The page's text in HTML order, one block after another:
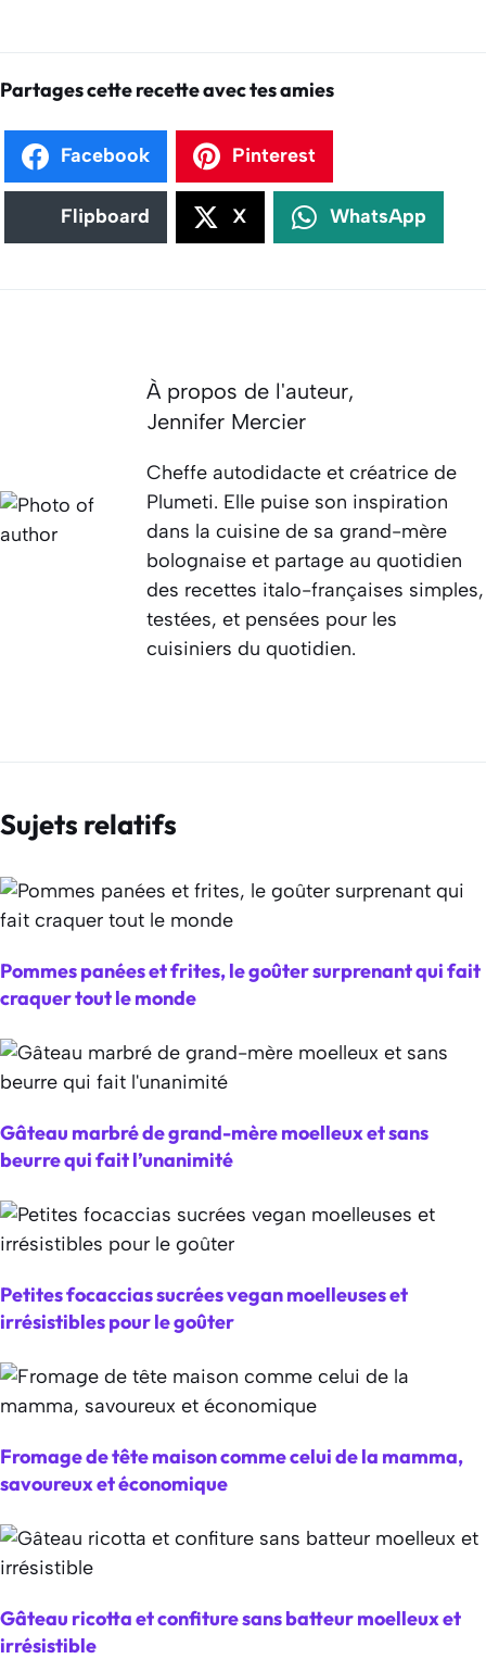
Partages cette recette avec tes amies
Facebook Pinterest
Flipboard X WhatsApp
À propos de l'auteur,
Jennifer Mercier
Cheffe autodidacte et créatrice de
Plumeti. Elle puise son inspiration
dans la cuisine de sa grand-mère
bolognaise et partage au quotidien
des recettes italo-françaises simples,
testées, et pensées pour les
cuisiniers du quotidien.
Sujets relatifs
Pommes panées et frites, le goûter surprenant qui fait
craquer tout le monde
Gâteau marbré de grand-mère moelleux et sans
beurre qui fait l’unanimité
Petites focaccias sucrées vegan moelleuses et
irrésistibles pour le goûter
Fromage de tête maison comme celui de la mamma,
savoureux et économique
Gâteau ricotta et confiture sans batteur moelleux et
irrésistible